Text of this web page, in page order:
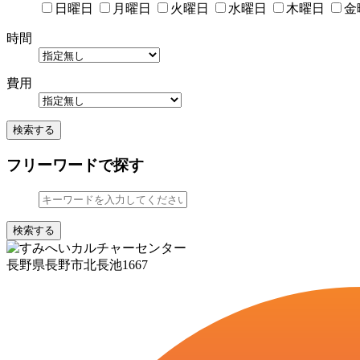
日曜日
月曜日 火曜日 水曜日 木曜日 金
時間
費用
検索する
フリーワードで探す
検索する
長野県長野市北長池1667